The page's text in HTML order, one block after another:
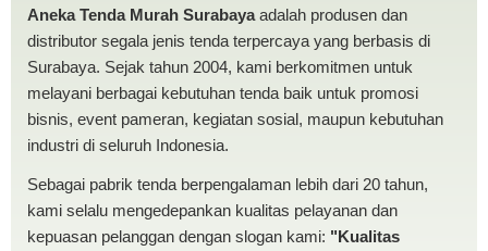
Aneka Tenda Murah Surabayaadalah produsen dan
distributor segala jenis tenda terpercaya yang berbasis di
Surabaya. Sejak tahun 2004, kami berkomitmen untuk
melayani berbagai kebutuhan tenda baik untuk promosi
bisnis, event pameran, kegiatan sosial, maupun kebutuhan
industri di seluruh Indonesia.
Sebagai pabrik tenda berpengalaman lebih dari 20 tahun,
kami selalu mengedepankan kualitas pelayanan dan
kepuasan pelanggan dengan slogan kami: "Kualitas